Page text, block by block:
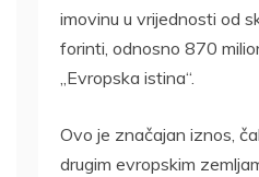
imovinu u vrijednosti od
forinti, odnosno 870
„Evropska istina“.
Ovo je značajan iznos,
drugim evropskim